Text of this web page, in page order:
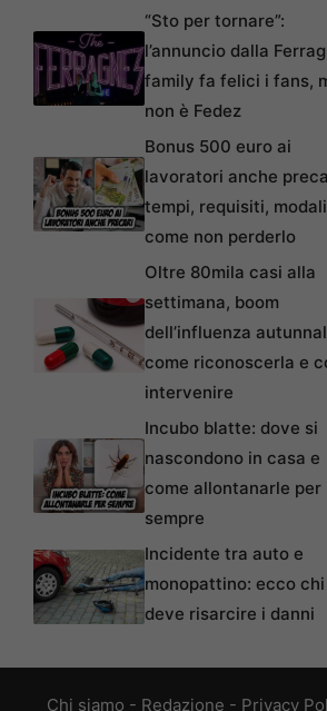
“Sto per tornare”:
l’annuncio dalla
family fa felici i fans,
non è Fedez
Bonus 500 euro ai
lavoratori anche
tempi, requisiti,
come non perderlo
Oltre 80mila casi alla
settimana, boom
dell’influenza
come riconoscerla e
intervenire
Incubo blatte: dove si
nascondono in casa e
come allontanarle per
sempre
Incidente tra auto e
monopattino: ecco chi
deve risarcire i danni
Chi siamo - Redazione - Privacy